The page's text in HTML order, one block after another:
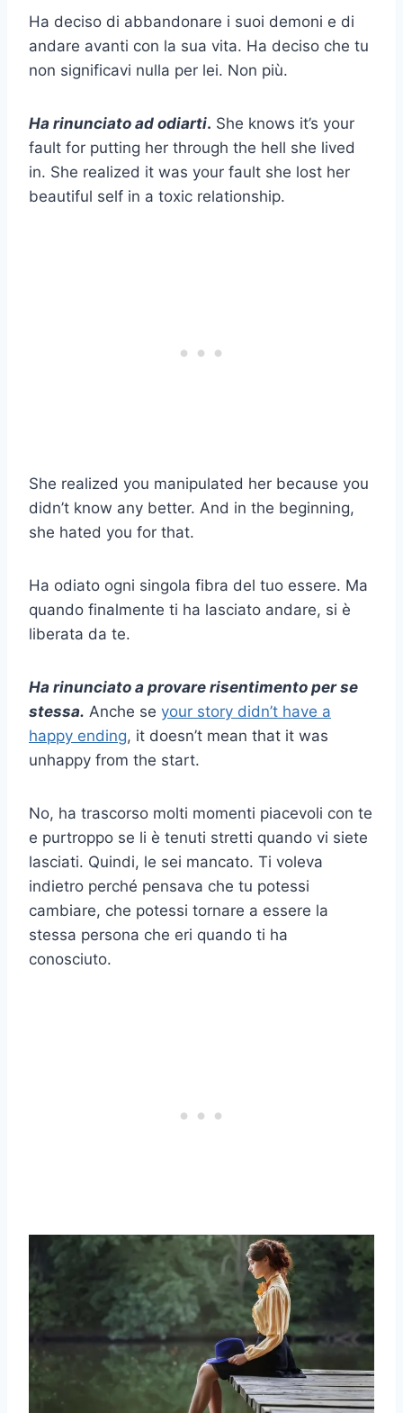
Ha deciso di abbandonare i suoi demoni e di
andare avanti con la sua vita. Ha deciso che tu
non significavi nulla per lei. Non più.
Ha rinunciato ad odiarti. She knows it’s your
fault for putting her through the hell she lived
in. She realized it was your fault she lost her
beautiful self in a toxic relationship.
She realized you manipulated her because you
didn’t know any better. And in the beginning,
she hated you for that.
Ha odiato ogni singola fibra del tuo essere. Ma
quando finalmente ti ha lasciato andare, si è
liberata da te.
Ha rinunciato a provare risentimento per se
stessa. Anche se your story didn’t have a
happy ending, it doesn’t mean that it was
unhappy from the start.
No, ha trascorso molti momenti piacevoli con te
e purtroppo se li è tenuti stretti quando vi siete
lasciati. Quindi, le sei mancato. Ti voleva
indietro perché pensava che tu potessi
cambiare, che potessi tornare a essere la
stessa persona che eri quando ti ha
conosciuto.